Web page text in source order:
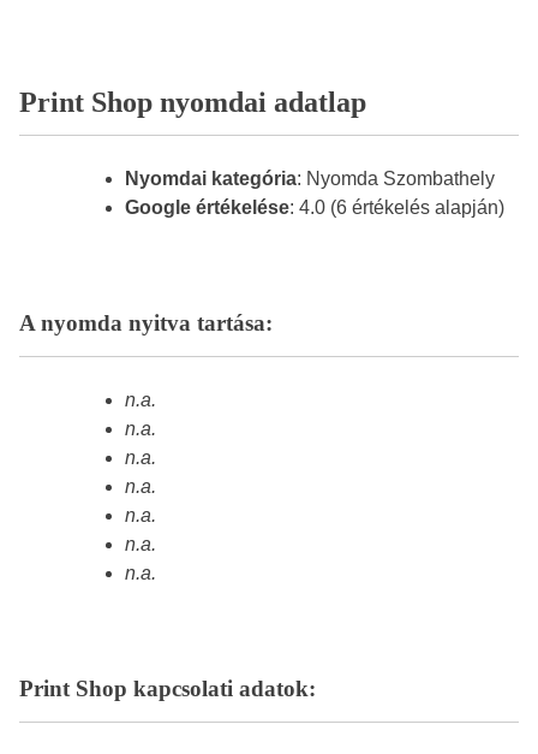
Print Shop nyomdai adatlap
Nyomdai kategória: Nyomda Szombathely
Google értékelése: 4.0 (6 értékelés alapján)
A nyomda nyitva tartása:
n.a.
n.a.
n.a.
n.a.
n.a.
n.a.
n.a.
Print Shop kapcsolati adatok: